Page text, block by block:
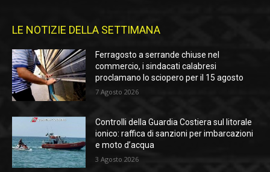
LE NOTIZIE DELLA SETTIMANA
Ferragosto a serrande chiuse nel
commercio, i sindacati calabresi
proclamano lo sciopero per il 15 agosto
7 Agosto 2026
Controlli della Guardia Costiera sul litorale
ionico: raffica di sanzioni per imbarcazioni
e moto d’acqua
3 Agosto 2026